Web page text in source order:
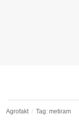
Agrofakt Tag: metiram